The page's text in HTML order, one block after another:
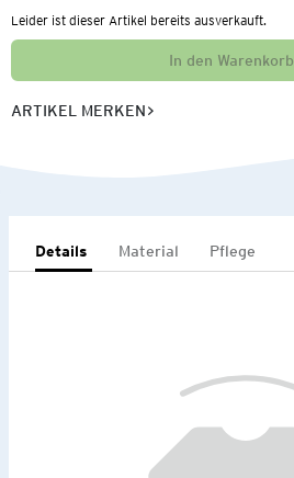
Leider ist dieser Artikel bereits ausverkauft.
In den Warenkorb
ARTIKEL MERKEN
Details Material Pflege